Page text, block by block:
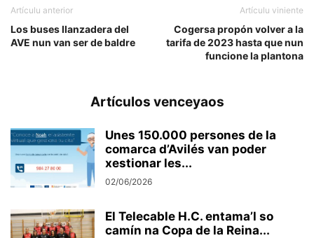
Artículu anterior
Los buses llanzadera del
AVE nun van ser de baldre
Artículu viniente
Cogersa propón volver a la
tarifa de 2023 hasta que nun
funcione la plantona
Artículos venceyaos
Unes 150.000 persones de la
comarca d’Avilés van poder
xestionar les...
02/06/2026
El Telecable H.C. entama’l so
camín na Copa de la Reina...